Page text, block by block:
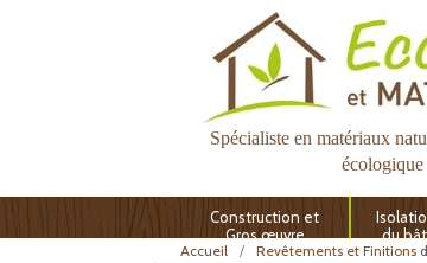
Spécialiste en matériaux
écologique
Construction et
Gros œuvre
du
Accueil Revêtements et Finitions